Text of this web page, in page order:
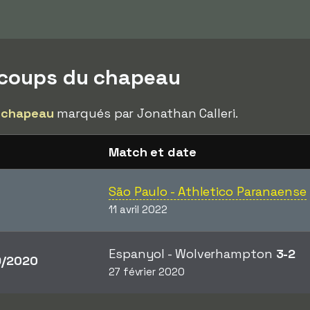
du chapeau
marqués par Jonathan Calleri.
Match et date
São Paulo - Athletico Paranaense
11 avril 2022
2020 Espanyol - Wolverhampton 3-2
27 février 2020